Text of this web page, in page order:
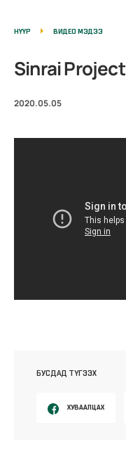
НҮҮР ВИДЕО МЭДЭЭ
Sinrai Project
2020.05.05
БУСДАД ТҮГЭЭХ
ХУВААЛЦАХ